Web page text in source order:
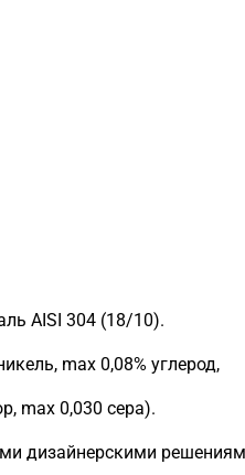
AISI 304 (18/10).
max 0,08% углерод,
max 0,030 сера).
дизайнерскими